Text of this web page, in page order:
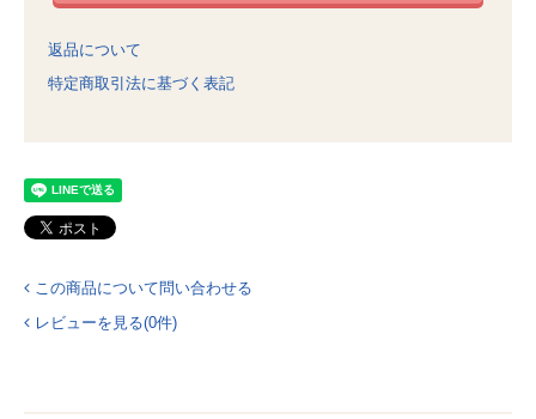
返品について
特定商取引法に基づく表記
この商品について問い合わせる
レビューを見る(0件)